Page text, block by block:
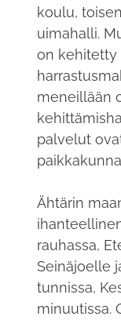
koulu,
uimahalli.
on kehitetty
meneillään
palvelut
Ähtärin
rauhassa,
Seinäjoelle
tunnissa,
minuutissa.